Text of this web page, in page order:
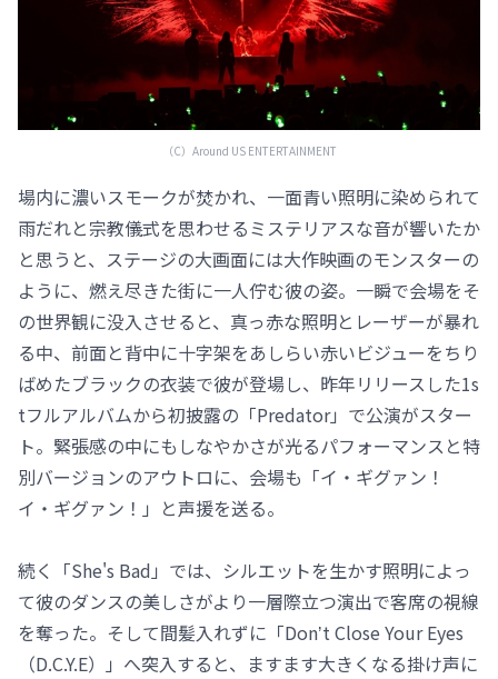
（C）️Around US ENTERTAINMENT
場内に濃いスモークが焚かれ、一面⻘い照明に染められて
雨だれと宗教儀式を思わせるミステリアスな音が響いたか
と思うと、ステージの大画面には大作映画のモンスターの
ように、燃え尽きた街に一人佇む彼の姿。一瞬で会場をそ
の世界観に没入させると、真っ赤な照明とレーザーが暴れ
る中、前面と背中に十字架をあしらい赤いビジューをちり
ばめたブラックの衣装で彼が登場し、昨年リリースした1s
tフルアルバムから初披露の「Predator」で公演がスター
ト。緊張感の中にもしなやかさが光るパフォーマンスと特
別バージョンのアウトロに、会場も「イ・ギグァン！
イ・ギグァン！」と声援を送る。
続く「She's Bad」では、シルエットを生かす照明によっ
て彼のダンスの美しさがより一層際立つ演出で客席の視線
を奪った。そして間髪入れずに「Donʼt Close Your Eyes
（D.C.Y.E）」へ突入すると、ますます大きくなる掛け声に